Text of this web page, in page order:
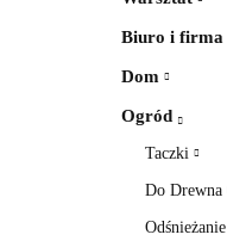
Biuro i firma
Dom
Ogród
Taczki
Do Drewna
Odśnieżanie